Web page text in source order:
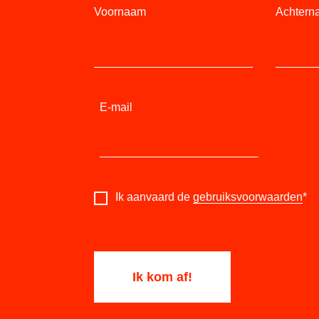
Voornaam
E-mail
Ik aanvaard de gebruiksvoorwaarden*